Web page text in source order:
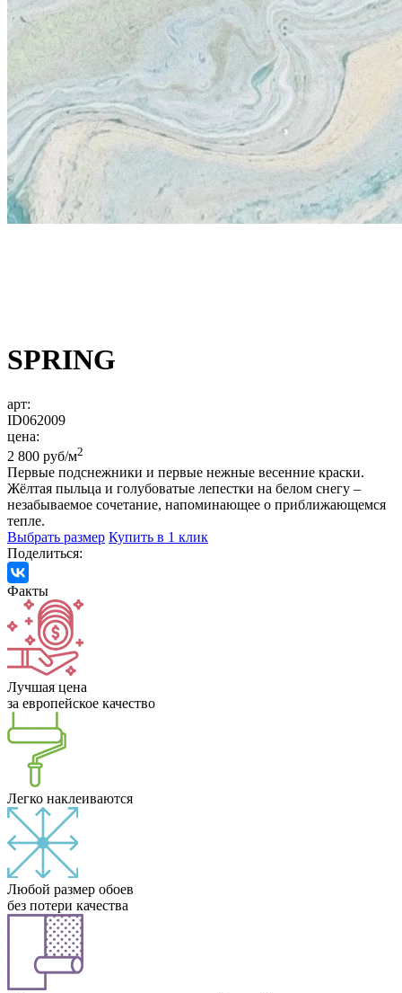
SPRING
арт:
ID062009
цена:
2 800 руб/м2
Первые подснежники и первые нежные весенние краски.
Жёлтая пыльца и голубоватые лепестки на белом снегу –
незабываемое сочетание, напоминающее о приближающемся
тепле.
Выбрать размер Купить в 1 клик
Поделиться:
Факты
Лучшая цена
за европейское качество
Легко наклеиваются
Любой размер обоев
без потери качества